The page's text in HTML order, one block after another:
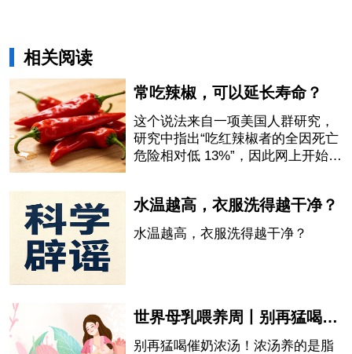
相关阅读
常吃辣椒，可以延长寿命？
这个说法来自一项美国人群研究，
研究中指出“吃红辣椒者的全因死亡
危险相对低 13%”，因此网上开始流
水温越高，衣服洗得越干净？
水温越高，衣服洗得越干净？
世界母乳喂养周丨别再猛喝催奶浓汤！浓汤养的是脂肪，不是母乳营养
别再猛喝催奶浓汤！浓汤养的是脂